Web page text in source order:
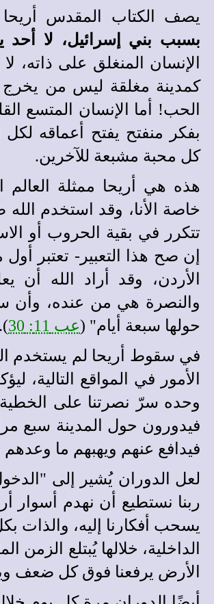
يصف الكتاب المقدس
بسبب بني إسرائيل، لا
الإنسان المنغلق على ذاته، لا
كمدينة مغلقة ليس من يخرج
الحب! أما الإنسان المتسع
بفكر منفتح يفتح أعماقه
كل محبة مشبعة للآخرين.
هذه هي أريحا ممثلة العالم
خاصة الأنا، وقد استخدم
تتكرر في بقية الحروب أو
إن صح هذا التعبير- تعتبر
الأردن، وقد أراد الله
والنصرة هي من عنده، وأن
حولها سبعة أيام" (عب 11: 30
).
في سقوط أريحا لم يستخدم
الأمور في المواقع
وحده سرّ نصرتنا على
فيدورون حول المدينة سبع
فيدافع عنهم ويهبهم ما وعدهم
لعل الدوران يُشير إلى "الدخول
ربنا نستطيع أن نهدم أسوار
يسحب أفكارنا إليه، والذات
الداخلية، خلالها يُبتلع
الأرض يرفعنا فوق كل ضعف